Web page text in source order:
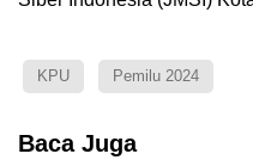
KPU Pemilu 2024
Baca Juga